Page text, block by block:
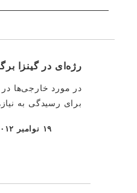
رژه‌ای در گینزا برگزار شد که در آن ۳۴ مهاجر
در مورد خارجی‌ها
برای رسیدگی به
منتشر شده
۱۹ نوامبر ۲۰۱۲